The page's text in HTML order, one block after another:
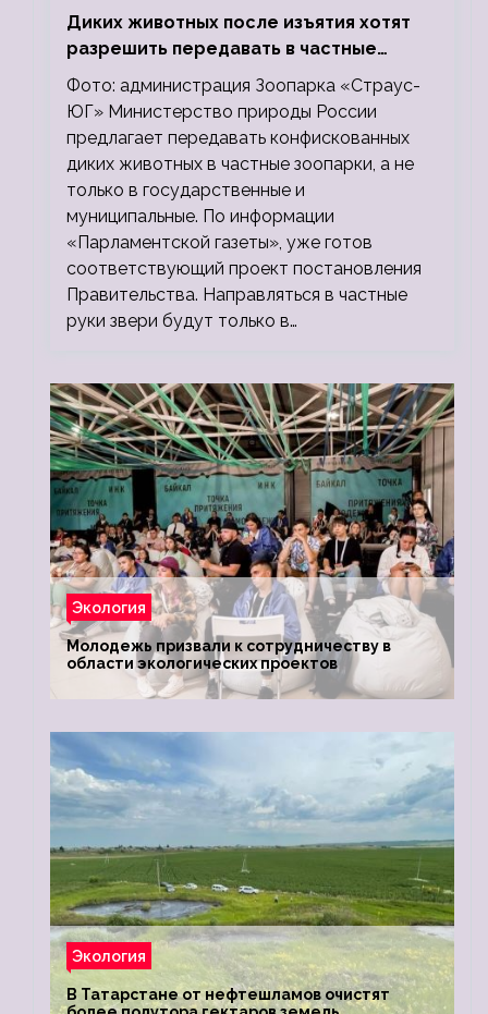
Диких животных после изъятия хотят
разрешить передавать в частные
зоопарки
Фото: администрация Зоопарка «Страус-
ЮГ» Министерство природы России
предлагает передавать конфискованных
диких животных в частные зоопарки, а не
только в государственные и
муниципальные. По информации
«Парламентской газеты», уже готов
соответствующий проект постановления
Правительства. Направляться в частные
руки звери будут только в…
Экология
Молодежь призвали к сотрудничеству в
области экологических проектов
Экология
В Татарстане от нефтешламов очистят